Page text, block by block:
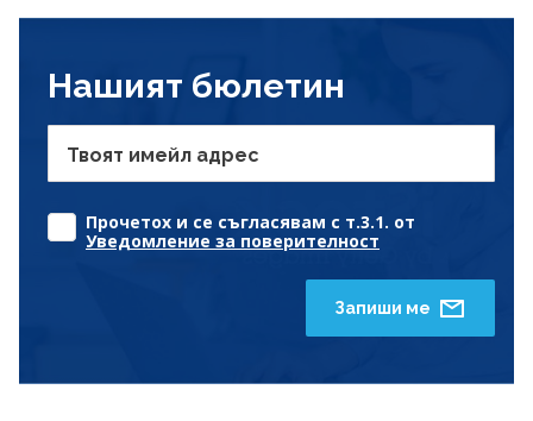
Нашият бюлетин
Твоят имейл адрес
Прочетох и се съгласявам с т.3.1. от
Уведомление за поверителност
Запиши ме